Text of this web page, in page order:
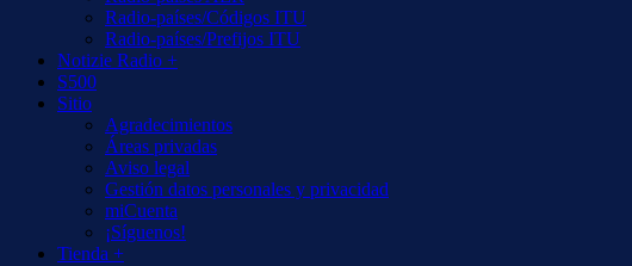
Radio-países/Códigos ITU
Radio-países/Prefijos ITU
Notizie Radio +
S500
Sitio
Agradecimientos
Áreas privadas
Aviso legal
Gestión datos personales y privacidad
miCuenta
¡Síguenos!
Tienda +